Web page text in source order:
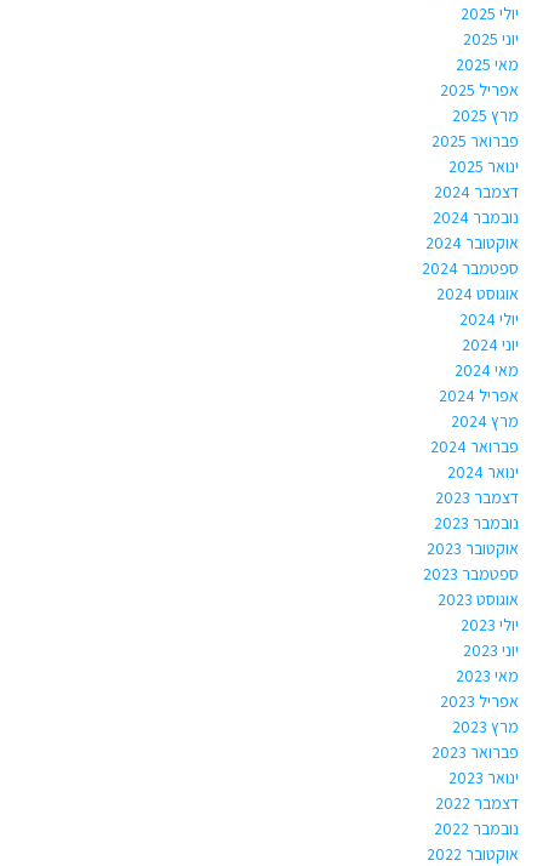
יולי 2025
יוני 2025
מאי 2025
אפריל 2025
מרץ 2025
פברואר 2025
ינואר 2025
דצמבר 2024
נובמבר 2024
אוקטובר 2024
ספטמבר 2024
אוגוסט 2024
יולי 2024
יוני 2024
מאי 2024
אפריל 2024
מרץ 2024
פברואר 2024
ינואר 2024
דצמבר 2023
נובמבר 2023
אוקטובר 2023
ספטמבר 2023
אוגוסט 2023
יולי 2023
יוני 2023
מאי 2023
אפריל 2023
מרץ 2023
פברואר 2023
ינואר 2023
דצמבר 2022
נובמבר 2022
אוקטובר 2022